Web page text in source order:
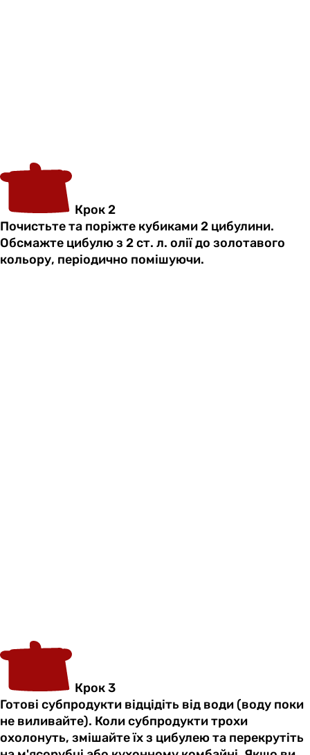
Крок 2
Почистьте та поріжте кубиками 2 цибулини.
Обсмажте цибулю з 2 ст. л. олії до золотавого
кольору, періодично помішуючи.
Крок 3
Готові субпродукти відцідіть від води (воду поки
не виливайте). Коли субпродукти трохи
охолонуть, змішайте їх з цибулею та перекрутіть